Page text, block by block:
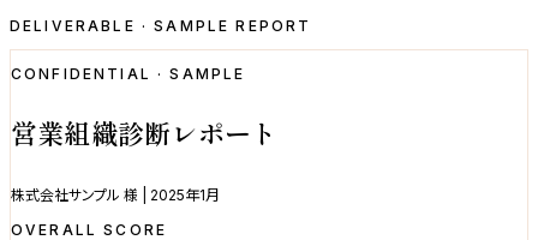
DELIVERABLE · SAMPLE REPORT
CONFIDENTIAL · SAMPLE
営業組織診断レポート
株式会社サンプル 様 | 2025年1月
OVERALL SCORE